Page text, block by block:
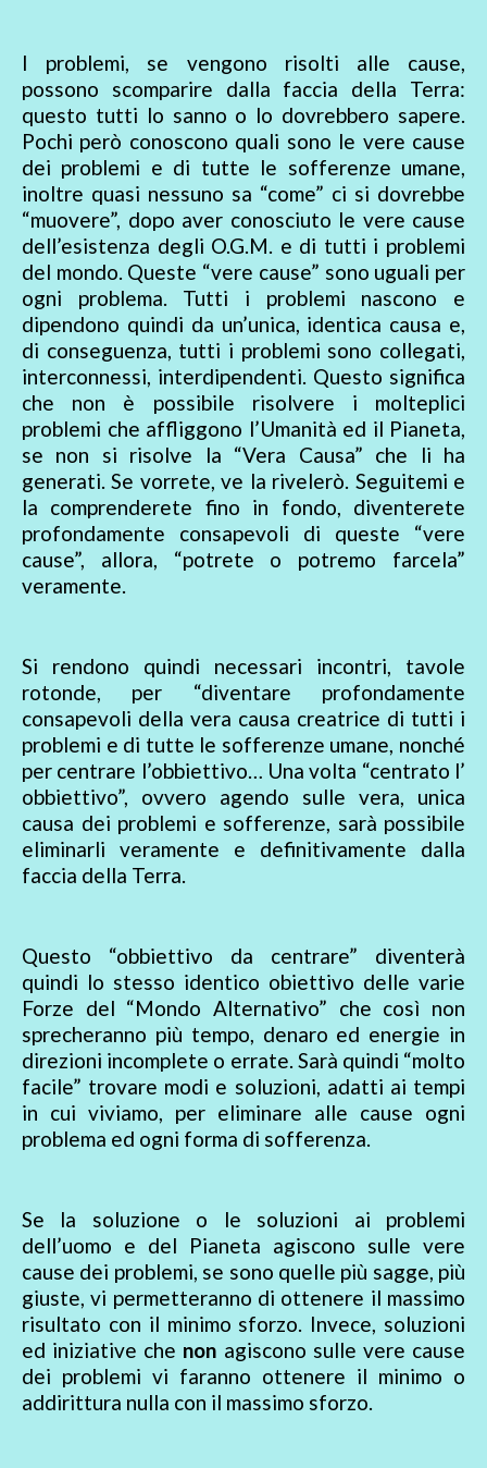
I problemi, se vengono risolti alle cause,
possono scomparire dalla faccia della Terra:
questo tutti lo sanno o lo dovrebbero sapere.
Pochi però conoscono quali sono le vere cause
dei problemi e di tutte le sofferenze umane,
inoltre quasi nessuno sa “come” ci si dovrebbe
“muovere”, dopo aver conosciuto le vere cause
dell’esistenza degli O.G.M. e di tutti i problemi
del mondo. Queste “vere cause” sono uguali per
ogni problema. Tutti i problemi nascono e
dipendono quindi da un’unica, identica causa e,
di conseguenza, tutti i problemi sono collegati,
interconnessi, interdipendenti. Questo significa
che non è possibile risolvere i molteplici
problemi che affliggono l’Umanità ed il Pianeta,
se non si risolve la “Vera Causa” che li ha
generati. Se vorrete, ve la rivelerò. Seguitemi e
la comprenderete fino in fondo, diventerete
profondamente consapevoli di queste “vere
cause”, allora, “potrete o potremo farcela”
veramente.
Si rendono quindi necessari incontri, tavole
rotonde, per “diventare profondamente
consapevoli della vera causa creatrice di tutti i
problemi e di tutte le sofferenze umane, nonché
per centrare l’obbiettivo… Una volta “centrato l’
obbiettivo”, ovvero agendo sulle vera, unica
causa dei problemi e sofferenze, sarà possibile
eliminarli veramente e definitivamente dalla
faccia della Terra.
Questo “obbiettivo da centrare” diventerà
quindi lo stesso identico obiettivo delle varie
Forze del “Mondo Alternativo” che così non
sprecheranno più tempo, denaro ed energie in
direzioni incomplete o errate. Sarà quindi “molto
facile” trovare modi e soluzioni, adatti ai tempi
in cui viviamo, per eliminare alle cause ogni
problema ed ogni forma di sofferenza.
Se la soluzione o le soluzioni ai problemi
dell’uomo e del Pianeta agiscono sulle vere
cause dei problemi, se sono quelle più sagge, più
giuste, vi permetteranno di ottenere il massimo
risultato con il minimo sforzo. Invece, soluzioni
ed iniziative che non agiscono sulle vere cause
dei problemi vi faranno ottenere il minimo o
addirittura nulla con il massimo sforzo.